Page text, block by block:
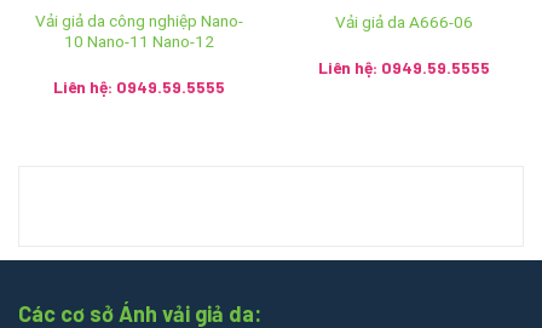
090.135.0368
Cơ sở 7: Km4 – Bản Chỏmmany, Mương Saysettha –
Viêng Chăn – SĐT: 020.5785.9999 – 9991.0455
Chat mesenger:
Vải giả da công nghiệp Nano-
10 Nano-11 Nano-12
Liên hệ: 0949.59.5555
Vải giả da A666-06
Liên hệ: 0949.59.5555
Các cơ sở Ánh vải giả da: